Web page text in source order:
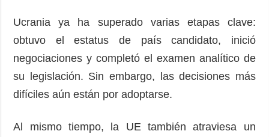
Ucrania ya ha superado varias etapas clave:
obtuvo el estatus de país candidato, inició
negociaciones y completó el examen analítico de
su legislación. Sin embargo, las decisiones más
difíciles aún están por adoptarse.
Al mismo tiempo, la UE también atraviesa un